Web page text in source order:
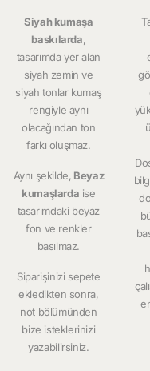
Siyah kumaşa
baskılarda,
tasarımda yer alan
siyah zemin ve
siyah tonlar kumaş
rengiyle aynı
olacağından ton
farkı oluşmaz.
Aynı şekilde, Beyaz
kumaşlarda ise
tasarımdaki beyaz
fon ve renkler
basılmaz.
Siparişinizi sepete
ekledikten sonra,
not bölümünden
bize isteklerinizi
yazabilirsiniz.